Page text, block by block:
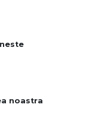
noastra